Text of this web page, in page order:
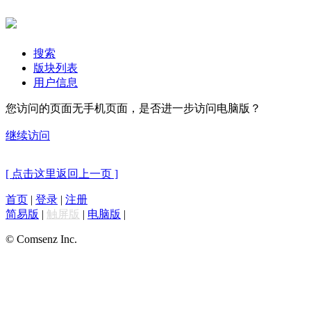
搜索
版块列表
用户信息
您访问的页面无手机页面，是否进一步访问电脑版？
继续访问
[ 点击这里返回上一页 ]
首页 | 登录 | 注册
简易版 | 触屏版 | 电脑版 |
© Comsenz Inc.